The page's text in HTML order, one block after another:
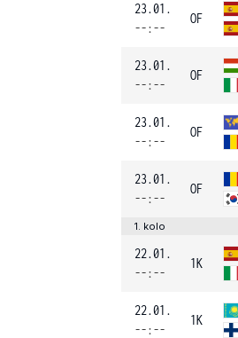
23.01.
--:--
OF
23.01.
--:--
OF
23.01.
--:--
OF
23.01.
--:--
OF
1. kolo
22.01.
--:--
1K
22.01.
--:--
1K